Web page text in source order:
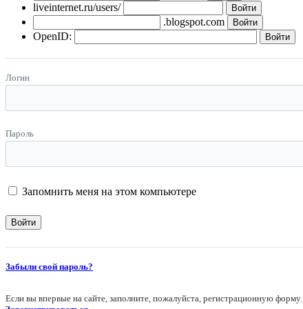
liveinternet.ru/users/
.blogspot.com
OpenID:
Логин
Пароль
Запомнить меня на этом компьютере
Забыли свой пароль?
Если вы впервые на сайте, заполните, пожалуйста, регистрационную форму.